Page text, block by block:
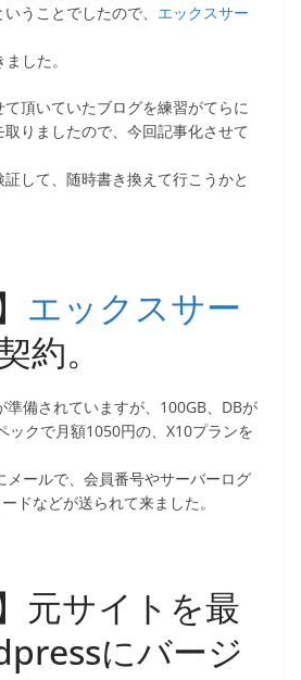
うことでしたので、 エックスサー
した。
頂いていたブログを練習がてらに
りましたので、今回記事化させて
証して、随時書き換えて行こうかと
エックスサー
約。
準備されていますが、100GB、DBが
ックで月額1050円の、X10プランを
メールで、会員番号やサーバーログ
ドなどが送られて来ました。
元サイトを最
にバージ